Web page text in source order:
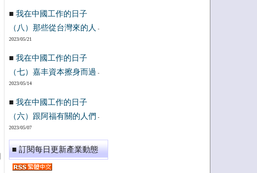
■ 我在中國工作的日子
（八）那些從台灣來的人
-
2023/05/21
■ 我在中國工作的日子
（七）嘉丰資本擦身而過 -
2023/05/14
■ 我在中國工作的日子
（六）跟阿福有關的人們 -
2023/05/07
■ 訂閱每日更新產業動態